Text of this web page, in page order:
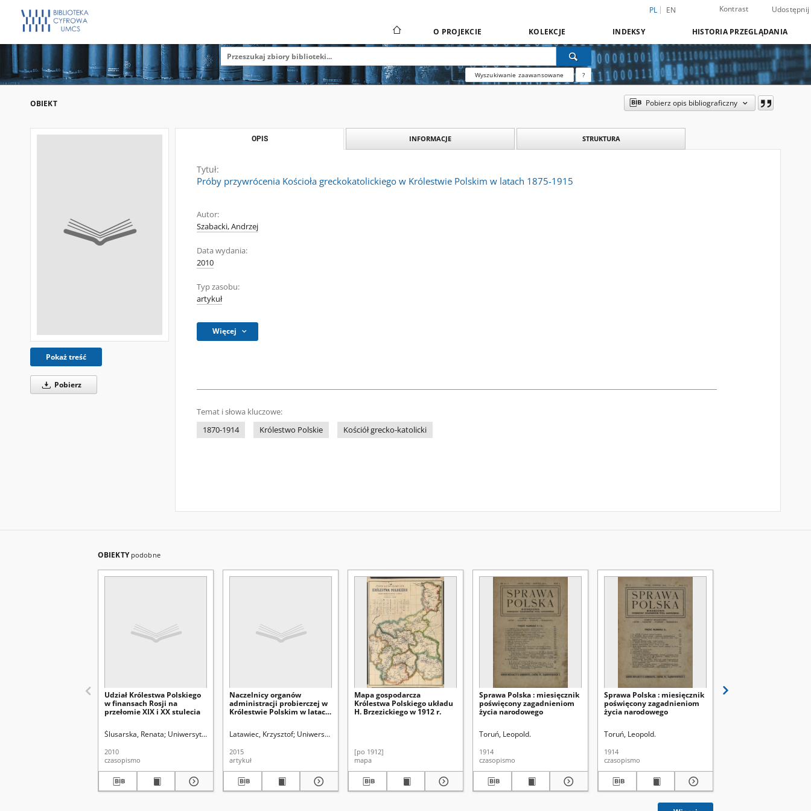
PL EN Kontrast Udostępnij
O PROJEKCIE KOLEKCJE INDEKSY HISTORIA PRZEGLĄDANIA
Wyszukiwanie zaawansowane ?
OBIEKT Pobierz opis bibliograficzny
Pokaż treść
Pobierz
OPIS INFORMACJE STRUKTURA
Tytuł:
Próby przywrócenia Kościoła greckokatolickiego w Królestwie Polskim w latach 1875-1915
Autor:
Szabacki, Andrzej
Data wydania:
2010
Typ zasobu:
artykuł
Więcej
Temat i słowa kluczowe:
1870-1914
Królestwo Polskie Kościół grecko-katolicki
OBIEKTY podobne
Udział Królestwa Polskiego
w finansach Rosji na
przełomie XIX i XX stulecia
Ślusarska, Renata Uniwersytet Marii Curie-Skłodowskiej (Lublin)
2010
czasopismo
Naczelnicy organów
administracji probierczej w
Królestwie Polskim w latach
Latawiec, Krzysztof Uniwersytet Marii Curie-Skłodowskiej (Lublin). Instytut Historii
2015
artykuł
Mapa gospodarcza
Królestwa Polskiego układu
H. Brzezickiego w 1912 r.
[po 1912]
mapa
Sprawa Polska : miesięcznik
poświęcony zagadnieniom
życia narodowego
Toruń, Leopold.
1914
czasopismo
Sprawa Polska : miesięcznik
poświęcony zagadnieniom
życia narodowego
Toruń, Leopold.
1914
czasopismo